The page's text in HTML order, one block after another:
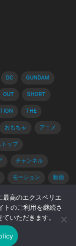
DC GUNDAM
OUT SHORT
THE
おもちゃ アニメ
トップ
チャンネル
モーション 動画
について
最高のエクスペリエ
トのご利用を継続さ
いただきます。